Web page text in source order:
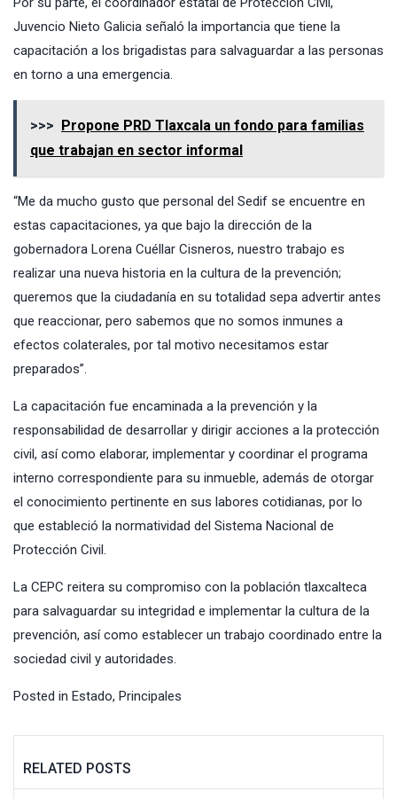
Juvencio Nieto Galicia señaló la importancia que tiene la
capacitación a los brigadistas para salvaguardar a las personas
en torno a una emergencia.
>>> Propone PRD Tlaxcala un fondo para familias
que trabajan en sector informal
“Me da mucho gusto que personal del Sedif se encuentre en
estas capacitaciones, ya que bajo la dirección de la
gobernadora Lorena Cuéllar Cisneros, nuestro trabajo es
realizar una nueva historia en la cultura de la prevención;
queremos que la ciudadanía en su totalidad sepa advertir antes
que reaccionar, pero sabemos que no somos inmunes a
efectos colaterales, por tal motivo necesitamos estar
preparados”.
La capacitación fue encaminada a la prevención y la
responsabilidad de desarrollar y dirigir acciones a la protección
civil, así como elaborar, implementar y coordinar el programa
interno correspondiente para su inmueble, además de otorgar
el conocimiento pertinente en sus labores cotidianas, por lo
que estableció la normatividad del Sistema Nacional de
Protección Civil.
La CEPC reitera su compromiso con la población tlaxcalteca
para salvaguardar su integridad e implementar la cultura de la
prevención, así como establecer un trabajo coordinado entre la
sociedad civil y autoridades.
Posted in Estado, Principales
RELATED POSTS